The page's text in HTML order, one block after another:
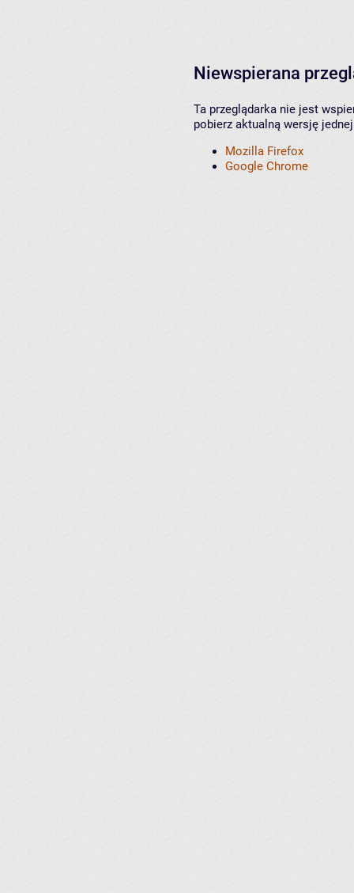
Niewspierana
Ta przeglądarka nie jest
pobierz aktualną wersję
Mozilla Firefox
Google Chrome